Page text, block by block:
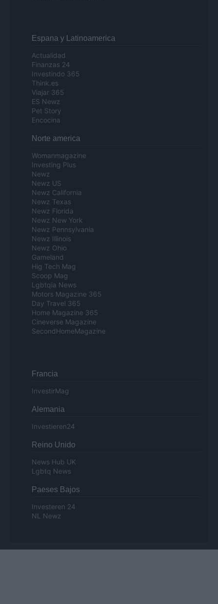
Espana y Latinoamerica
Actualidad
Finanzas 24
Investindo 365
Think.es
Viajar 365
ES Newz
Pet Story
Encocina
Norte america
Womanmagazine
Investing Plus
Newz
Newz US
Newz California
Newz Texas
Newz Florida
Newz New York
Newz Pennsylvania
Newz Illinois
Newz Ohio
Gameland
Hig Tech Mag
Scoop Mag
Lgbtqia News
Motors Magazine 365
Day Travel 365
Home Magazine 365
Cineverse Magazine
SecondHomeMagazine
Francia
InvestirMag
Alemania
Investieren24
Reino Unido
News Hub UK
Lgbtq News
Paeses Bajos
Investeren 24
NL Newz